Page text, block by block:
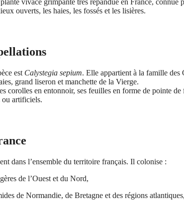
ouverts, les haies, les fossés et les lisières.
est Calystegia sepium. Elle appartient à la famille des
grand liseron et manchette de la Vierge.
corolles en entonnoir, ses feuilles en forme de pointe
ou artificiels.
dans l’ensemble du territoire français. Il colonise :
de l’Ouest et du Nord,
de Normandie, de Bretagne et des régions atlantiques,